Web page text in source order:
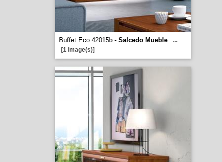
Buffet Eco 42015b - Salcedo Mueble
...
[1 image(s)]